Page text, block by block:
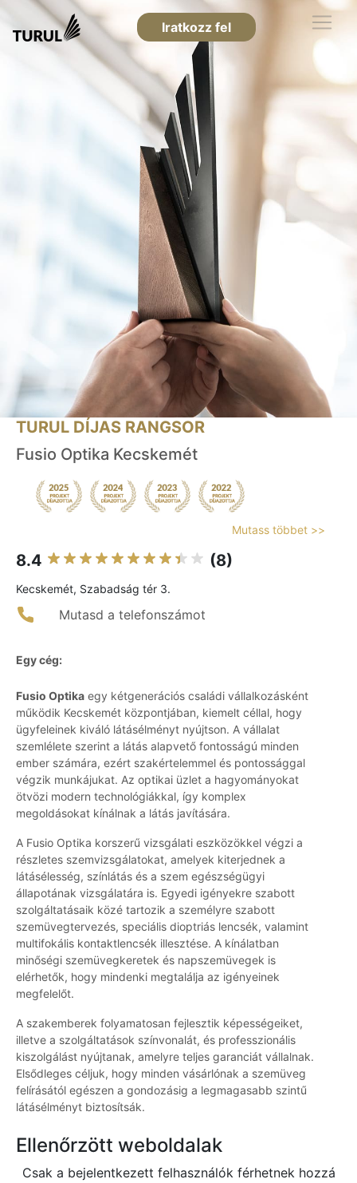
Iratkozz fel
TURUL DÍJAS RANGSOR
Fusio Optika Kecskemét
Mutass többet >>
8.4 (8)
Kecskemét, Szabadság tér 3.
Mutasd a telefonszámot
Egy cég:
Fusio Optika egy kétgenerációs családi vállalkozásként
működik Kecskemét központjában, kiemelt céllal, hogy
ügyfeleinek kiváló látásélményt nyújtson. A vállalat
szemlélete szerint a látás alapvető fontosságú minden
ember számára, ezért szakértelemmel és pontossággal
végzik munkájukat. Az optikai üzlet a hagyományokat
ötvözi modern technológiákkal, így komplex
megoldásokat kínálnak a látás javítására.
A Fusio Optika korszerű vizsgálati eszközökkel végzi a
részletes szemvizsgálatokat, amelyek kiterjednek a
látásélesség, színlátás és a szem egészségügyi
állapotának vizsgálatára is. Egyedi igényekre szabott
szolgáltatásaik közé tartozik a személyre szabott
szemüvegtervezés, speciális dioptriás lencsék, valamint
multifokális kontaktlencsék illesztése. A kínálatban
minőségi szemüvegkeretek és napszemüvegek is
elérhetők, hogy mindenki megtalálja az igényeinek
megfelelőt.
A szakemberek folyamatosan fejlesztik képességeiket,
illetve a szolgáltatások színvonalát, és professzionális
kiszolgálást nyújtanak, amelyre teljes garanciát vállalnak.
Elsődleges céljuk, hogy minden vásárlónak a szemüveg
felírásától egészen a gondozásig a legmagasabb szintű
látásélményt biztosítsák.
Ellenőrzött weboldalak
Csak a bejelentkezett felhasználók férhetnek hozzá